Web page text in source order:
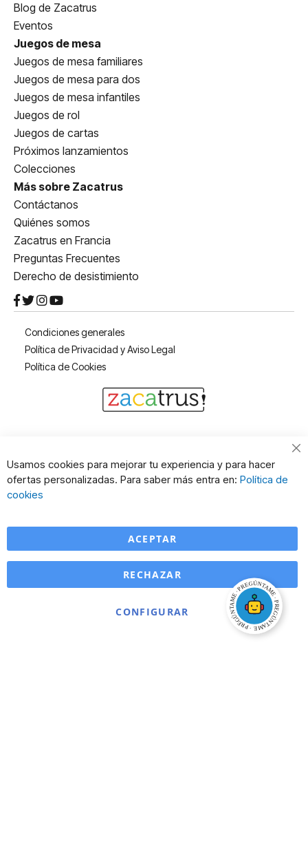
Blog de Zacatrus
Eventos
Juegos de mesa
Juegos de mesa familiares
Juegos de mesa para dos
Juegos de mesa infantiles
Juegos de rol
Juegos de cartas
Próximos lanzamientos
Colecciones
Más sobre Zacatrus
Contáctanos
Quiénes somos
Zacatrus en Francia
Preguntas Frecuentes
Derecho de desistimiento
Condiciones generales
Política de Privacidad y Aviso Legal
Política de Cookies
Usamos cookies para mejorar tu experiencia y para hacer
ofertas personalizadas. Para saber más entra en: Política de
cookies
ACEPTAR
CONFIGURAR
RECHAZAR